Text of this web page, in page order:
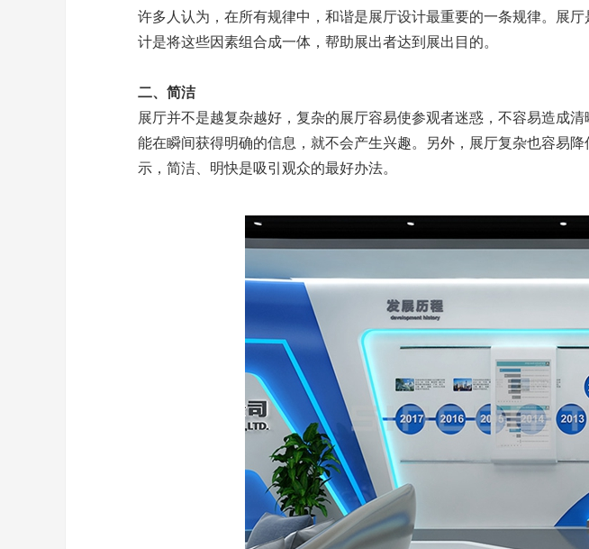
许多人认为，在所有规律中，和谐是展厅设计最重要的一条规律。展
计是将这些因素组合成一体，帮助展出者达到展出目的。
二、简洁
展厅并不是越复杂越好，复杂的展厅容易使参观者迷惑，不容易造成
能在瞬间获得明确的信息，就不会产生兴趣。另外，展厅复杂也容易
示，简洁、明快是吸引观众的最好办法。